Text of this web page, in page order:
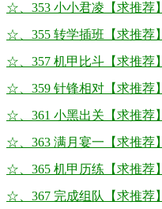
☆、353 小小君凌【求推荐】
☆、355 转学插班【求推荐】
☆、357 机甲比斗【求推荐】
☆、359 针锋相对【求推荐】
☆、361 小黑出关【求推荐】
☆、363 满月宴一【求推荐】
☆、365 机甲历练【求推荐】
☆、367 完成组队【求推荐】